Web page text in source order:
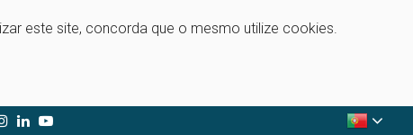
este site, concorda que o mesmo utilize cookies.